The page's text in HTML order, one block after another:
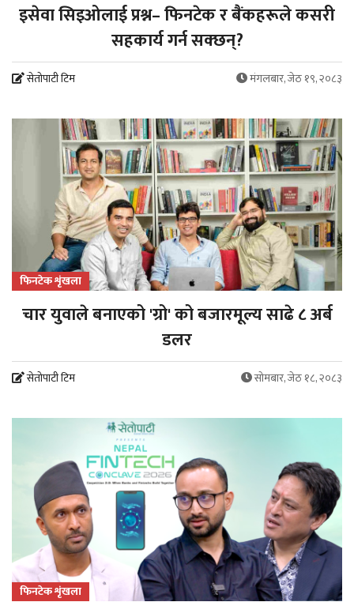
इसेवा सिइओलाई प्रश्न– फिनटेक र बैंकहरूले कसरी
सहकार्य गर्न सक्छन्?
सेतोपाटी टिम मंगलबार, जेठ १९, २०८३
फिनटेक शृंखला
चार युवाले बनाएको 'ग्रो' को बजारमूल्य साढे ८ अर्ब
डलर
सेतोपाटी टिम सोमबार, जेठ १८, २०८३
फिनटेक शृंखला